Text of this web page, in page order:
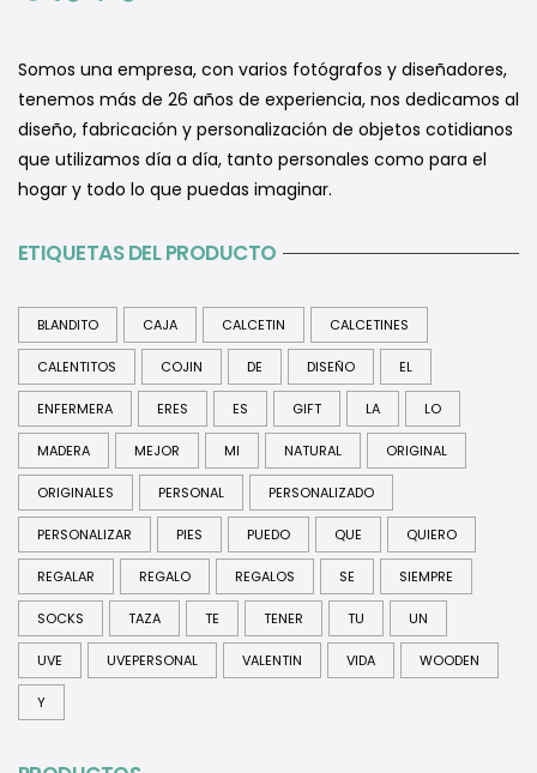
Somos una empresa, con varios fotógrafos y diseñadores,
tenemos más de 26 años de experiencia, nos dedicamos al
diseño, fabricación y personalización de objetos cotidianos
que utilizamos día a día, tanto personales como para el
hogar y todo lo que puedas imaginar.
ETIQUETAS DEL PRODUCTO
BLANDITO CAJA CALCETIN CALCETINES
CALENTITOS COJIN DE DISEÑO EL
ENFERMERA ERES ES GIFT LA LO
MADERA MEJOR MI NATURAL ORIGINAL
ORIGINALES PERSONAL PERSONALIZADO
PERSONALIZAR PIES PUEDO QUE QUIERO
REGALAR REGALO REGALOS SE SIEMPRE
SOCKS TAZA TE TENER TU UN
UVE UVEPERSONAL VALENTIN VIDA WOODEN
Y